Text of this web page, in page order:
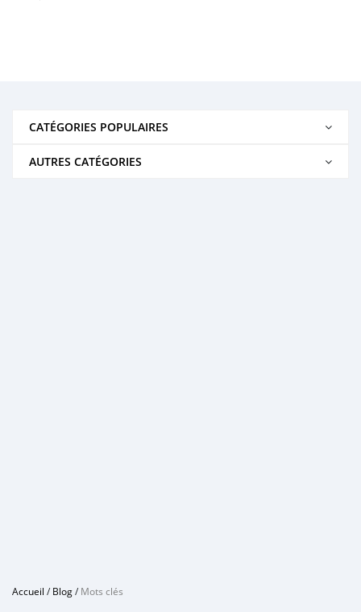
CATÉGORIES POPULAIRES
AUTRES CATÉGORIES
Accueil /Blog/Mots clés